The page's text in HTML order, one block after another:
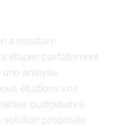
à ossature
étapes parfaitement
analyse
étudions vos
budgétaires.
solution proposée